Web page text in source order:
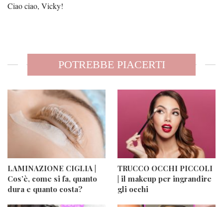
Ciao ciao, Vicky!
POTREBBE PIACERTI
LAMINAZIONE CIGLIA |
Cos’è, come si fa, quanto
dura e quanto costa?
TRUCCO OCCHI PICCOLI
| il makeup per ingrandire
gli occhi